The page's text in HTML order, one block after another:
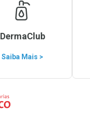
DermaClub
Saiba Mais >